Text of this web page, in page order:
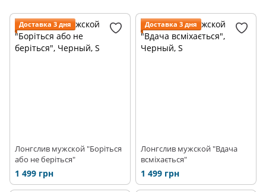
Доставка 3 дня
Лонгслив мужской "Боріться
або не беріться"
1 499 грн
Доставка 3 дня
Лонгслив мужской "Вдача
всміхається"
1 499 грн